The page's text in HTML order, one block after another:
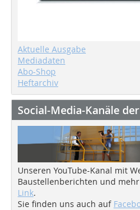
Aktuelle Ausgabe
Mediadaten
Abo-Shop
Heftarchiv
Social-Media-Kanäle
Unseren YouTube-Kanal mit
Baustellenberichten und
Link.
Sie finden uns auch auf